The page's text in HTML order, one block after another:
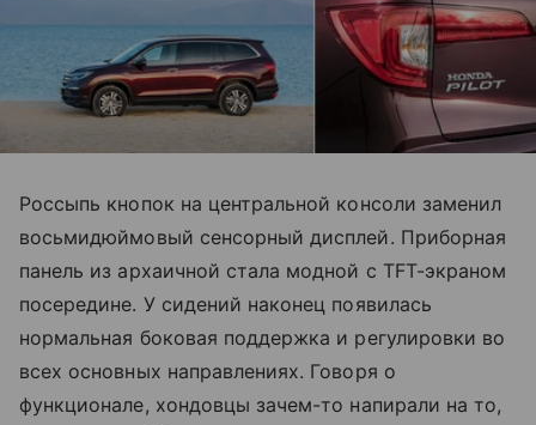
Россыпь кнопок на центральной консоли заменил
восьмидюймовый сенсорный дисплей. Приборная
панель из архаичной стала модной с TFT-экраном
посередине. У сидений наконец появилась
нормальная боковая поддержка и регулировки во
всех основных направлениях. Говоря о
функционале, хондовцы зачем-то напирали на то,